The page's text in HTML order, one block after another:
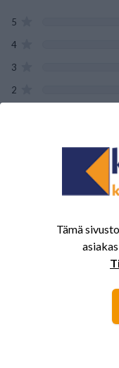
5
4
3
2
Tälle tuotteelle ei ole
Tämä